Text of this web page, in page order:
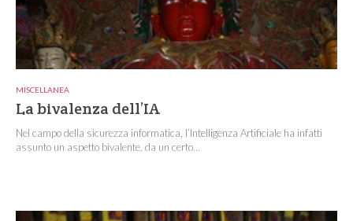
MISCELLANEA
La bivalenza dell’IA
Nel campo della sicurezza informatica, l’Intelligenza Artificiale ha infatti
assunto un aspetto bivalente, da un certo...